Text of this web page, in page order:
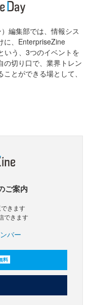
編集部では、情報シス
に、EnterpriseZine
いう、3つのイベントを
の切り口で、業界トレン
とができる場として、
ご案内
きます
できます
バー
料